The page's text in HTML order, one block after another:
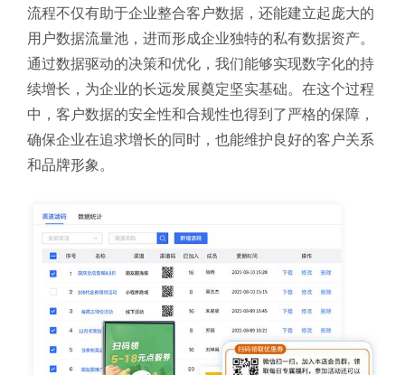
流程不仅有助于企业整合客户数据，还能建立起庞大的
用户数据流量池，进而形成企业独特的私有数据资产。
通过数据驱动的决策和优化，我们能够实现数字化的持
续增长，为企业的长远发展奠定坚实基础。在这个过程
中，客户数据的安全性和合规性也得到了严格的保障，
确保企业在追求增长的同时，也能维护良好的客户关系
和品牌形象。